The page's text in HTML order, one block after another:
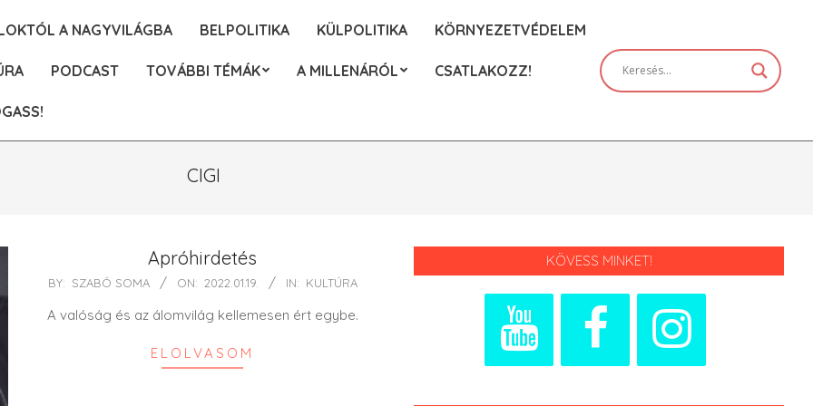
A NAGYVILÁGBA BELPOLITIKA KÜLPOLITIKA KÖRNYEZETVÉDELEM
PODCAST TOVÁBBI TÉMÁK A MILLENÁRÓL CSATLAKOZZ!
CIGI
Apróhirdetés
2022-
BY: SZABÓ SOMA ON: 2022.01.19. IN: KULTÚRA
A valóság és az álomvilág kellemesen ért egybe.
ELOLVASOM
KÖVESS MINKET!